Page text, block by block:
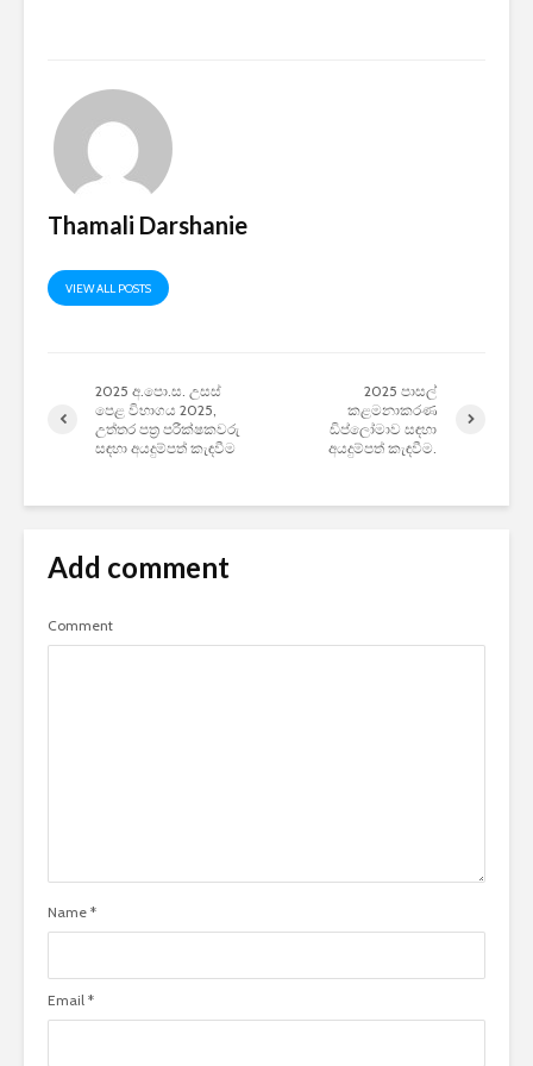
Thamali Darshanie
VIEW ALL POSTS
2025 අ.පො.ස. උසස්
පෙළ විභාගය 2025,
උත්තර පත්‍ර පරීක්ෂකවරු
සඳහා අයදුම්පත් කැඳවීම
2025 පාසල්
කළමනාකරණ
ඩිප්ලෝමාව සඳහා
අයදුම්පත් කැඳවීම.
Add comment
Comment
Name *
Email *